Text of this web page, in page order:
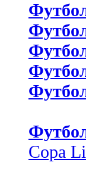
Copa